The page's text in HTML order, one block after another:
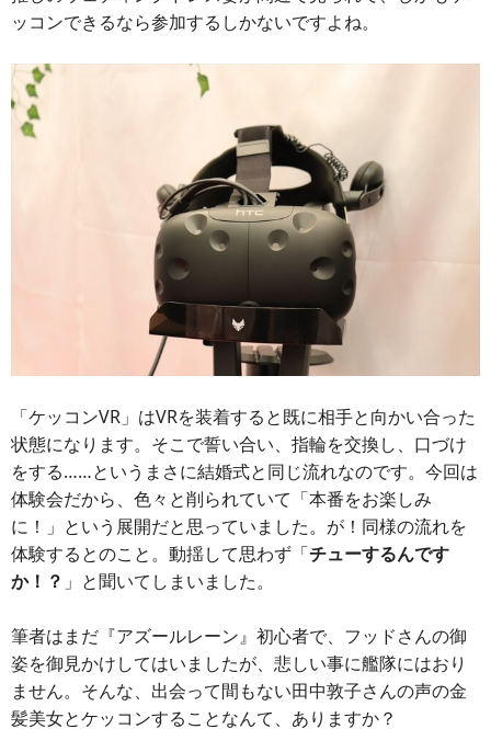
ッコンできるなら参加するしかないですよね。
「ケッコンVR」はVRを装着すると既に相手と向かい合った
状態になります。そこで誓い合い、指輪を交換し、口づけ
をする……というまさに結婚式と同じ流れなのです。今回は
体験会だから、色々と削られていて「本番をお楽しみ
に！」という展開だと思っていました。が！同様の流れを
体験するとのこと。動揺して思わず「チューするんです
か！？ 」と聞いてしまいました。
筆者はまだ『アズールレーン』初心者で、フッドさんの御
姿を御見かけしてはいましたが、悲しい事に艦隊にはおり
ません。そんな、出会って間もない田中敦子さんの声の金
髪美女とケッコンすることなんて、ありますか？